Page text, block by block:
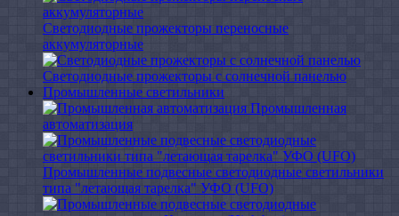
Светодиодные прожекторы переносные
аккумуляторные
Светодиодные прожекторы с солнечной панелью
Промышленные светильники
Промышленная
автоматизация
Промышленные подвесные cветодиодные светильники
типа "летающая тарелка" УФО (UFO)